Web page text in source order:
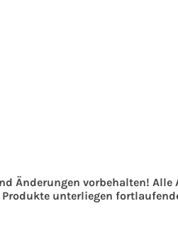
Änderungen vorbehalten!
unterliegen